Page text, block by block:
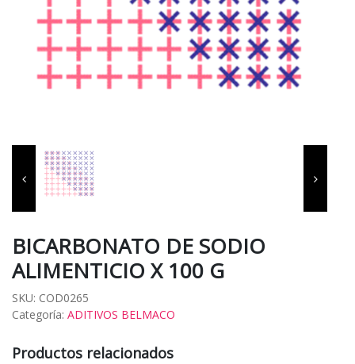
BICARBONATO DE SODIO
ALIMENTICIO X 100 G
SKU: COD0265
Categoría: ADITIVOS BELMACO
Productos relacionados